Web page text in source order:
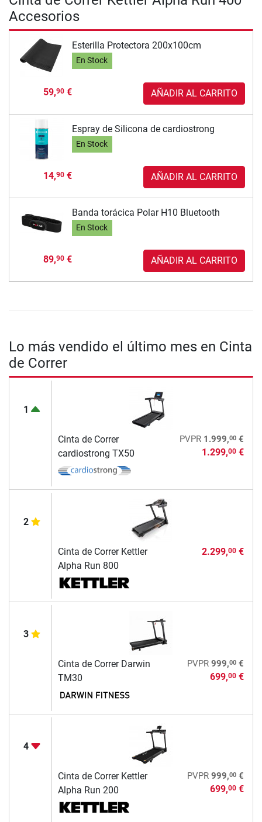
Accesorios
Esterilla Protectora 200x100cm
En Stock
59,90€ AÑADIR AL CARRITO
Espray de Silicona de cardiostrong
En Stock
14,90€ AÑADIR AL CARRITO
Banda torácica Polar H10 Bluetooth
En Stock
89,90€ AÑADIR AL CARRITO
Lo más vendido el último mes en Cinta
de Correr
1
Cinta de Correr
cardiostrong TX50
PVPR 1.999,00€
1.299,00€
2
Cinta de Correr Kettler
Alpha Run 800
2.299,00€
3
Cinta de Correr Darwin
TM30
PVPR 999,00€
699,00€
4
Cinta de Correr Kettler
Alpha Run 200
PVPR 999,00€
699,00€